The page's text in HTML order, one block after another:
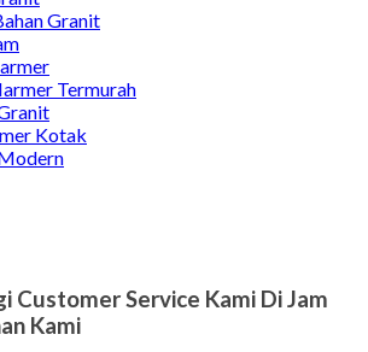
Granit
Termurah
Kotak
Customer Service Kami Di Jam
Kami